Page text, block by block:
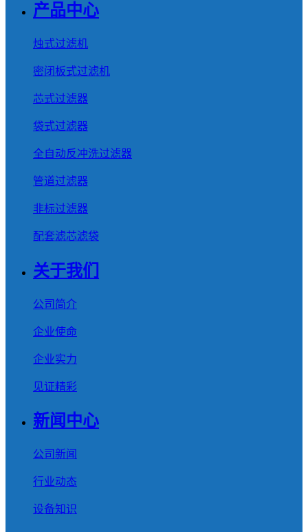
产品中心
烛式过滤机
密闭板式过滤机
芯式过滤器
袋式过滤器
全自动反冲洗过滤器
管道过滤器
非标过滤器
配套滤芯滤袋
关于我们
公司简介
企业使命
企业实力
见证精彩
新闻中心
公司新闻
行业动态
设备知识